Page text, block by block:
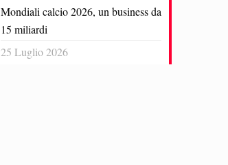
Mondiali calcio 2026, un business da
15 miliardi
25 Luglio 2026